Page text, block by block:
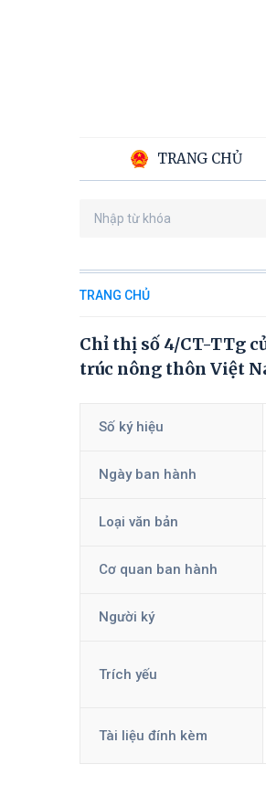
TRANG CHỦ
TRANG CHỦ
Chỉ thị số 4/CT-TTg
trúc nông thôn Việt
Số ký hiệu
Ngày ban hành
Loại văn bản
Cơ quan ban hành
Người ký
Trích yếu
Tài liệu đính kèm